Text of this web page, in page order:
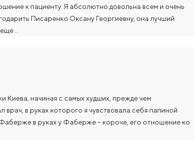
к пациенту. Я абсолютно довольна всем и очень
Писаренко Оксану Георгиевну, она лучший
Киева, начиная с самых худших, прежде чем
в руках которого я чувствовала себя папиной
в руках у Фаберже – короче, его отношение ко